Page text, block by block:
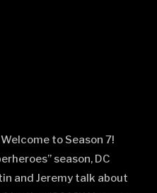
to Season 7!
season, DC
and Jeremy talk about